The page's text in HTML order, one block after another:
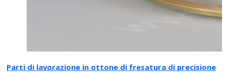
Parti di lavorazione in ottone di fresatura di precisione